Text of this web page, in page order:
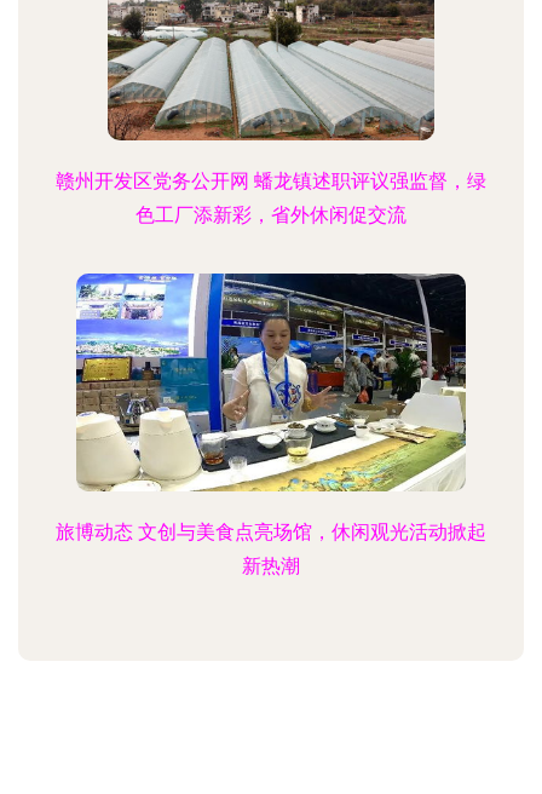
赣州开发区党务公开网 蟠龙镇述职评议强监督，绿
色工厂添新彩，省外休闲促交流
旅博动态 文创与美食点亮场馆，休闲观光活动掀起
新热潮